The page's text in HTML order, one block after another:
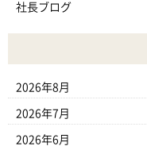
社長ブログ
2026年8月
2026年7月
2026年6月